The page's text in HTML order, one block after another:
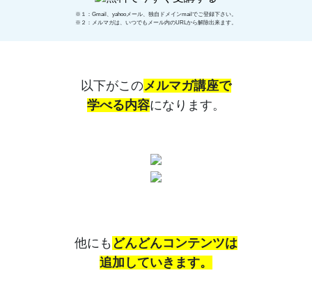
※１：Gmail、yahooメール、独自ドメインmailでご登録下さい。
※２：メルマガは、いつでもメール内のURLから解除出来ます。
以下がこのメルマガ講座で
学べる内容になります。
他にも どんどんコンテンツは
追加していきます。